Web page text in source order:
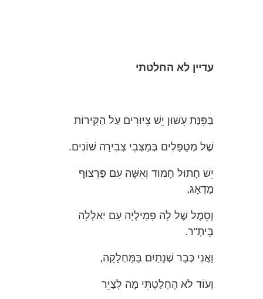
עדיין לא החלטתי
בַּפִּנַּת עִשּׁוּן יֵשׁ צִיּוּרִים עַל הַקִּירוֹת
שֶׁל מְטֻפָּלִים בְּמַצְּבֵי צְבִירָה שׁוֹנִים.
יֵשׁ חָתוּל חָמוּד וְאִשָּׁה עִם פַּרְצוּף
מֻדְאָג,
וְסֵמֶל שֶׁל לָה פָמִילְיָה עִם יַאלְלָה
בֵּיתָ"ר.
וַאֲנִי כְּבָר שְׁנָתַיִם בַּמַּחְלָקָה,
וְעוֹד לֹא הֶחְלַטְתִּי מָה לְצַיֵּר